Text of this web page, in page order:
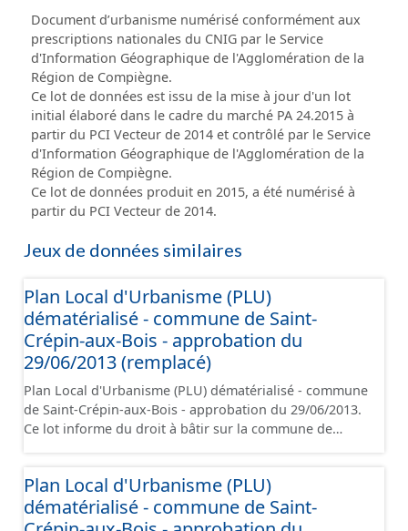
Document d’urbanisme numérisé conformément aux
prescriptions nationales du CNIG par le Service
d'Information Géographique de l'Agglomération de la
Région de Compiègne.
Ce lot de données est issu de la mise à jour d'un lot
initial élaboré dans le cadre du marché PA 24.2015 à
partir du PCI Vecteur de 2014 et contrôlé par le Service
d'Information Géographique de l'Agglomération de la
Région de Compiègne.
Ce lot de données produit en 2015, a été numérisé à
partir du PCI Vecteur de 2014.
Jeux de données similaires
Plan Local d'Urbanisme (PLU)
dématérialisé - commune de Saint-
Crépin-aux-Bois - approbation du
29/06/2013 (remplacé)
Plan Local d'Urbanisme (PLU) dématérialisé - commune
de Saint-Crépin-aux-Bois - approbation du 29/06/2013.
Ce lot informe du droit à bâtir sur la commune de
du CNIG et contient les pièces administratives, le
rapport de présentation, le PADD, le règlement (à
l'exception des plans de zonages), les annexes, les
Plan Local d'Urbanisme (PLU)
dématérialisé - commune de Saint-